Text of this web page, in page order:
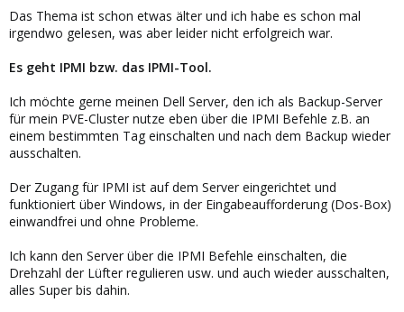
Das Thema ist schon etwas älter und ich habe es schon mal
irgendwo gelesen, was aber leider nicht erfolgreich war.
Es geht IPMI bzw. das IPMI-Tool.
Ich möchte gerne meinen Dell Server, den ich als Backup-Server
für mein PVE-Cluster nutze eben über die IPMI Befehle z.B. an
einem bestimmten Tag einschalten und nach dem Backup wieder
ausschalten.
Der Zugang für IPMI ist auf dem Server eingerichtet und
funktioniert über Windows, in der Eingabeaufforderung (Dos-Box)
einwandfrei und ohne Probleme.
Ich kann den Server über die IPMI Befehle einschalten, die
Drehzahl der Lüfter regulieren usw. und auch wieder ausschalten,
alles Super bis dahin.